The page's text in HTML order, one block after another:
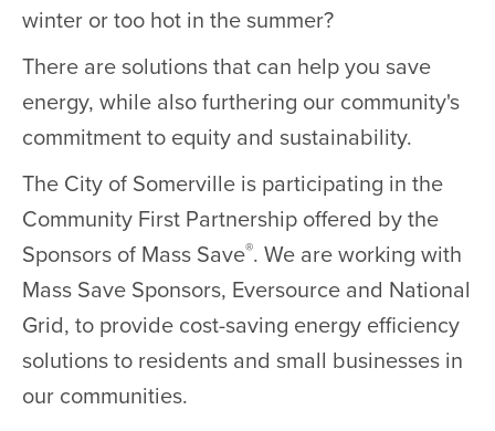
winter or too hot in the summer?
There are solutions that can help you save
energy, while also furthering our community's
commitment to equity and sustainability.
The City of Somerville is participating in the
Community First Partnership offered by the
Sponsors of Mass Save®. We are working with
Mass Save Sponsors, Eversource and National
Grid, to provide cost-saving energy efficiency
solutions to residents and small businesses in
our communities.